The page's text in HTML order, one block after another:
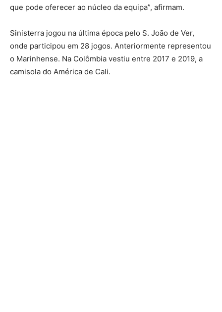
que pode oferecer ao núcleo da equipa”, afirmam.
Sinisterra jogou na última época pelo S. João de Ver,
onde participou em 28 jogos. Anteriormente representou
o Marinhense. Na Colômbia vestiu entre 2017 e 2019, a
camisola do América de Cali.